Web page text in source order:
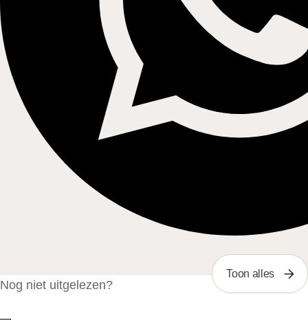
Nog niet uitgelezen?
Toon alles